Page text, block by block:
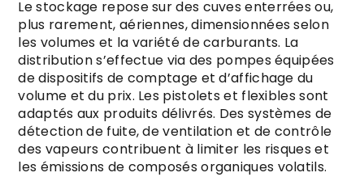
Le stockage repose sur des cuves enterrées ou,
plus rarement, aériennes, dimensionnées selon
les volumes et la variété de carburants. La
distribution s’effectue via des pompes équipées
de dispositifs de comptage et d’affichage du
volume et du prix. Les pistolets et flexibles sont
adaptés aux produits délivrés. Des systèmes de
détection de fuite, de ventilation et de contrôle
des vapeurs contribuent à limiter les risques et
les émissions de composés organiques volatils.